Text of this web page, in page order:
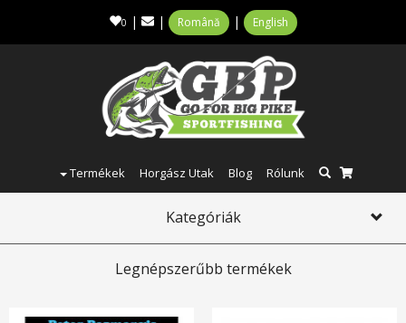
0 | | Română | English
Termékek Horgász Utak Blog Rólunk
Kategóriák
Legnépszerűbb termékek